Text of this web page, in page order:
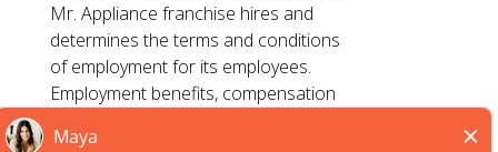
TERMS OF USE
ACCESSIBILITY
Mr. Appliance franchise hires and
determines the terms and conditions
of employment for its employees.
Employment benefits, compensation
location. Franchisor, its parents, and